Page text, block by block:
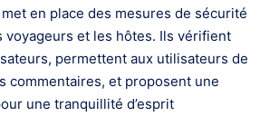
en place des mesures de sécurité
voyageurs et les hôtes. Ils vérifient
permettent aux utilisateurs de
commentaires, et proposent une
une tranquillité d’esprit